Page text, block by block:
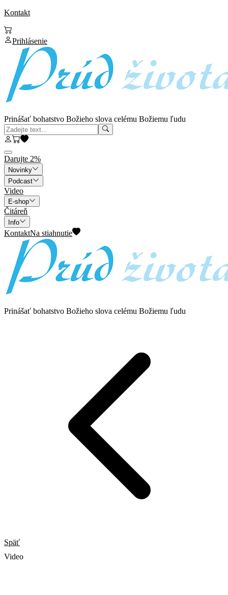
Kontakt
Prihlásenie
Prinášať bohatstvo Božieho slova celému Božiemu ľudu
Darujte 2%
Novinky
Podcast
Video
E-shop
Čitáreň
Info
KontaktNa stiahnutie
Prinášať bohatstvo Božieho slova celému Božiemu ľudu
Späť
Video